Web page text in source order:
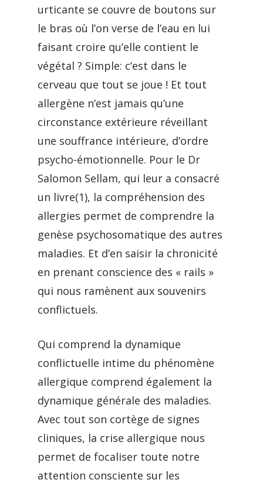
urticante se couvre de boutons sur
le bras où l’on verse de l’eau en lui
faisant croire qu’elle contient le
végétal ? Simple: c’est dans le
cerveau que tout se joue ! Et tout
allergène n’est jamais qu’une
circonstance extérieure réveillant
une souffrance intérieure, d’ordre
psycho-émotionnelle. Pour le Dr
Salomon Sellam, qui leur a consacré
un livre(1), la compréhension des
allergies permet de comprendre la
genèse psychosomatique des autres
maladies. Et d’en saisir la chronicité
en prenant conscience des « rails »
qui nous ramènent aux souvenirs
conflictuels.
Qui comprend la dynamique
conflictuelle intime du phénomène
allergique comprend également la
dynamique générale des maladies.
Avec tout son cortège de signes
cliniques, la crise allergique nous
permet de focaliser toute notre
attention consciente sur les